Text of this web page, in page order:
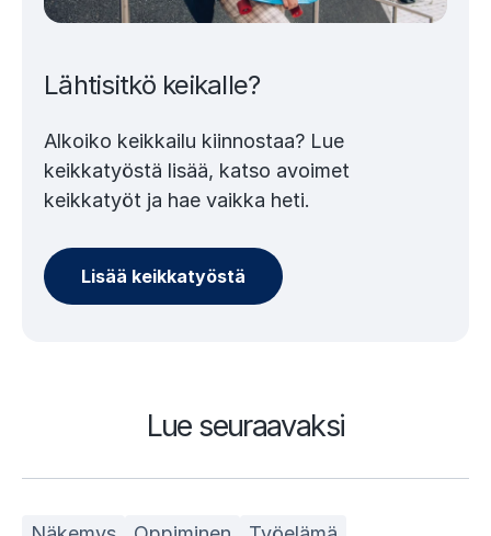
Lähtisitkö keikalle?
Alkoiko keikkailu kiinnostaa? Lue
keikkatyöstä lisää, katso avoimet
keikkatyöt ja hae vaikka heti.
Lisää keikkatyöstä
Lue seuraavaksi